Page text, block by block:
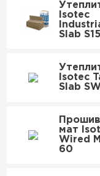
Isotec
Slab
Isotec
Slab
мат
Wired
60